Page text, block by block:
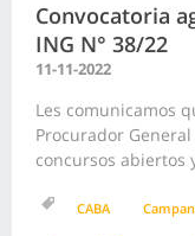
Convocatoria
ING N° 38/22
11-11-2022
Les comunicamos
Procurador
concursos abiertos
CABA